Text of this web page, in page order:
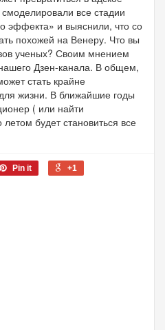
все стадии
эффекта» и выяснили, что со
похожей на Венеру. Что вы
ученых? Своим мнением
Дзен-канала. В общем,
стать крайне
жизни. В ближайшие годы
( или найти
будет становиться все
Pin it +1